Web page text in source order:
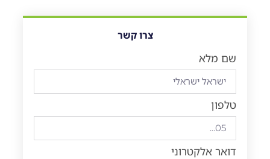
צרו קשר
שם מלא
טלפון
דואר אלקטרוני